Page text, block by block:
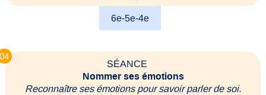
6e-5e-4e
SÉANCE
Nommer ses émotions
Reconnaître ses émotions pour savoir parler de soi.